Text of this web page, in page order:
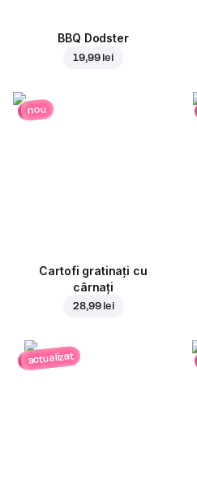
BBQ Dodster
19,99 lei
nou
Cartofi gratinați cu
cârnați
28,99 lei
actualizat